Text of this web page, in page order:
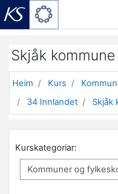
Skjåk kommune
Heim Kurs
34 Innlandet
Skjåk
Kurskategoriar: